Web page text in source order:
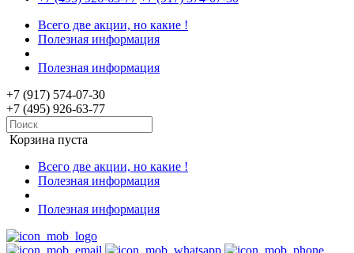
Всего две акции, но какие !
Полезная информация
Полезная информация
+7 (917) 574-07-30
+7 (495) 926-63-77
Корзина пуста
Всего две акции, но какие !
Полезная информация
Полезная информация